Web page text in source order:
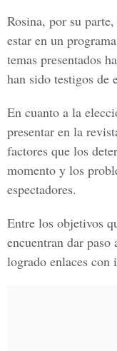
Rosina, por su
estar en un
temas presentados
han sido testigos de
En cuanto a la
presentar en la
factores que los
momento y los
espectadores.
Entre los objetivos
encuentran dar
logrado enlaces con